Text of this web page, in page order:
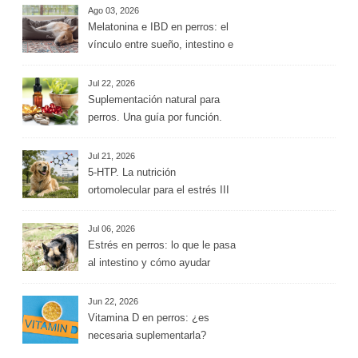
Ago 03, 2026
Melatonina e IBD en perros: el
vínculo entre sueño, intestino e
Jul 22, 2026
Suplementación natural para
perros. Una guía por función.
Jul 21, 2026
5-HTP. La nutrición
ortomolecular para el estrés III
Jul 06, 2026
Estrés en perros: lo que le pasa
al intestino y cómo ayudar
Jun 22, 2026
Vitamina D en perros: ¿es
necesaria suplementarla?